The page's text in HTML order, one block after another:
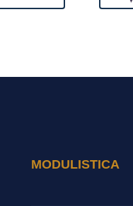
MODULISTICA